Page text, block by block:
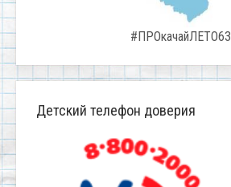
#ПРОкачайЛЕТО63
Детский телефон доверия